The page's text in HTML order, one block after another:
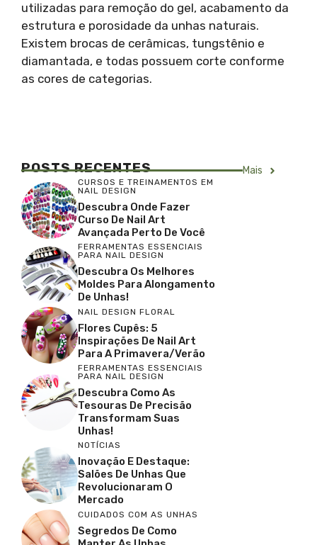
utilizadas para remoção do gel, acabamento da
estrutura e porosidade da unhas naturais.
Existem brocas de cerâmicas, tungstênio e
diamantada, e todas possuem corte conforme
as cores de categorias.
POSTS RECENTES Mais
CURSOS E TREINAMENTOS EM
NAIL DESIGN
Descubra Onde Fazer
Curso De Nail Art
Avançada Perto De Você
FERRAMENTAS ESSENCIAIS
PARA NAIL DESIGN
Descubra Os Melhores
Moldes Para Alongamento
De Unhas!
NAIL DESIGN FLORAL
Flores Cupês: 5
Inspirações De Nail Art
Para A Primavera/Verão
FERRAMENTAS ESSENCIAIS
PARA NAIL DESIGN
Descubra Como As
Tesouras De Precisão
Transformam Suas
Unhas!
NOTÍCIAS
Inovação E Destaque:
Salões De Unhas Que
Revolucionaram O
Mercado
CUIDADOS COM AS UNHAS
Segredos De Como